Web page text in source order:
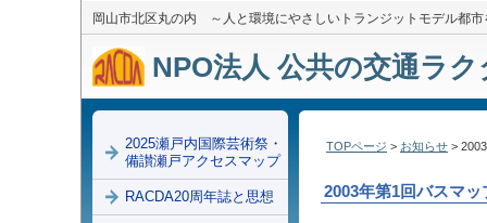
岡山市北区丸の内 ～人と環境にやさしいトランジットモデル都市
NPO法人 公共の交通ラ
TOPページ > お知らせ >
2003年第1回バスマ
2025瀬戸内国際芸術祭・
備讃瀬戸アクセスマップ
RACDA20周年誌と思想